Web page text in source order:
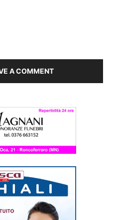
A COMMENT